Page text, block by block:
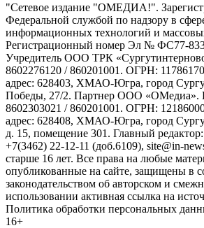
"Сетевое издание "ОМЕДИА!".
Федеральной службой по надзору в
информационных технологий и
Регистрационный номер Эл № ФС77-
Учредитель ООО ТРК
8602276120 / 860201001. ОГРН:
адрес: 628403, ХМАО-Югра, город
Победы, 27/2. Партнер ООО
8602303021 / 860201001. ОГРН:
адрес: 628408, ХМАО-Югра, город
д. 15, помещение 301. Главный
+7(3462) 22-12-11 (доб.6109), site@in-
старше 16 лет. Все права на любые
опубликованные на сайте, защищены в
законодательством об авторском и
использовании активная ссылка на
Политика обработки персональных
16+